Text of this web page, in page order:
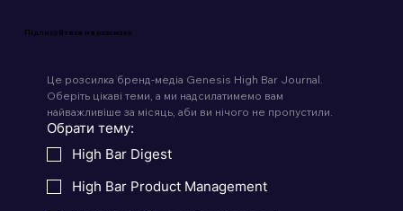
Підписуйтеся на розсилку
Це розсилка бренд-медіа Genesis High Bar Journal.
Оберіть цікаві теми, а ми надсилатимемо вам
найважливіше за місяць, аби ви нічого не пропустили.
Обрати тему:
High Bar Digest
High Bar Product Management